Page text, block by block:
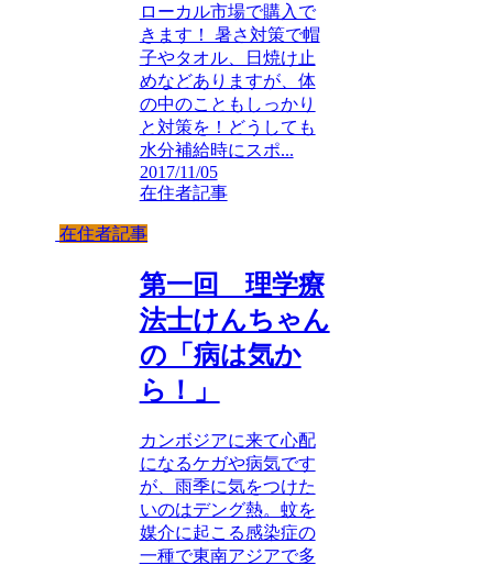
ローカル市場で購入で
きます！ 暑さ対策で帽
子やタオル、日焼け止
めなどありますが、体
の中のこともしっかり
と対策を！どうしても
水分補給時にスポ...
2017/11/05
在住者記事
在住者記事
第一回 理学療
法士けんちゃん
の「病は気か
ら！」
カンボジアに来て心配
になるケガや病気です
が、雨季に気をつけた
いのはデング熱。蚊を
媒介に起こる感染症の
一種で東南アジアで多